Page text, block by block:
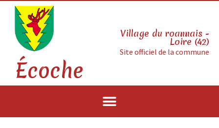
Écoche
Village du roannais -
Loire (42)
Site officiel de la commune